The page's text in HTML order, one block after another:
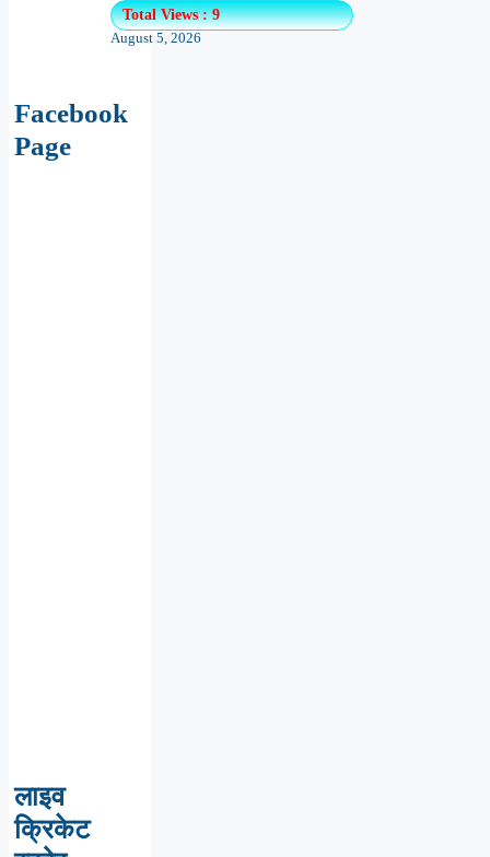
Total Views : 9
August 5, 2026
Facebook
Page
लाइव
क्रिकेट